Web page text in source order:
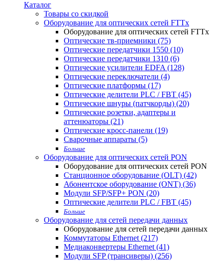
Каталог
Товары со скидкой
Оборудование для оптических сетей FTTx
Оборудование для оптических сетей FTTx
Оптические тв-приемники (75)
Оптические передатчики 1550 (10)
Оптические передатчики 1310 (6)
Оптические усилители EDFA (128)
Оптические переключатели (4)
Оптические платформы (17)
Оптические делители PLC / FBT (45)
Оптические шнуры (патчкорды) (20)
Оптические розетки, адаптеры и
аттенюаторы (21)
Оптические кросс-панели (19)
Сварочные аппараты (5)
Больше
Оборудование для оптических сетей PON
Оборудование для оптических сетей PON
Станционное оборудование (OLT) (42)
Абонентское оборудование (ONT) (36)
Модули SFP/SFP+ PON (20)
Оптические делители PLC / FBT (45)
Больше
Оборудование для сетей передачи данных
Оборудование для сетей передачи данных
Коммутаторы Ethernet (217)
Медиаконвертеры Ethernet (41)
Модули SFP (трансиверы) (256)